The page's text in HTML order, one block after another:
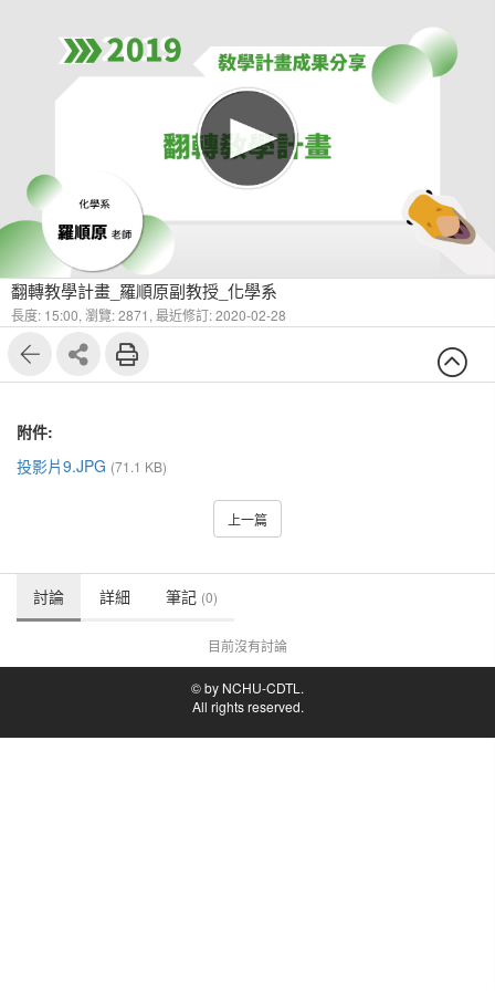
翻轉教學計畫_羅順原副教授_化學系
長度: 15:00, 瀏覽: 2871, 最近修訂: 2020-02-28
附件:
投影片9.JPG (71.1 KB)
上一篇
討論 詳細 筆記 (0)
目前沒有討論
© by NCHU-CDTL.
All rights reserved.